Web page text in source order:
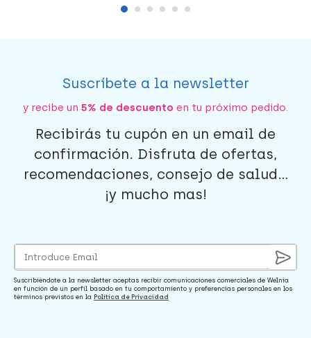
Suscríbete a la newsletter
y recibe un 5% de descuento en tu próximo pedido.
Recibirás tu cupón en un email de
confirmación. Disfruta de ofertas,
recomendaciones, consejo de salud...
¡y mucho mas!
Suscribiéndote a la newsletter aceptas recibir comunicaciones comerciales de Welnia
en función de un perfil basado en tu comportamiento y preferencias personales en los
términos previstos en la Política de Privacidad